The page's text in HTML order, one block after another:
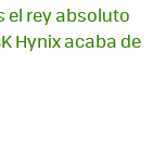
el rey absoluto
Hynix acaba de